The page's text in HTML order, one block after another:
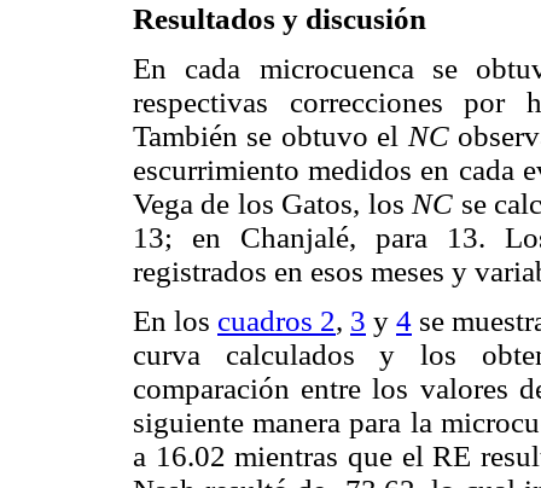
Resultados y discusión
En cada microcuenca se
respectivas correcciones por
También se obtuvo el NC
escurrimiento medidos en cada
Vega de los Gatos, los NC se
13; en Chanjalé, para 13.
registrados en esos meses y
En los cuadros 2, 3 y 4 se
curva calculados y los
comparación entre los valores
siguiente manera para la
a 16.02 mientras que el RE